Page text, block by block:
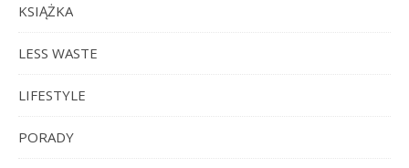
KSIĄŻKA
LESS WASTE
LIFESTYLE
PORADY